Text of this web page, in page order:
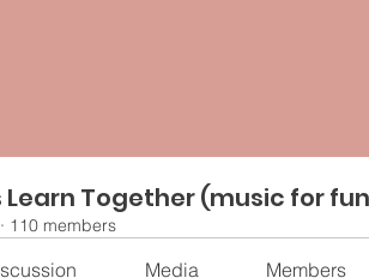
Learn Together (music for
· 110 members
Media Members